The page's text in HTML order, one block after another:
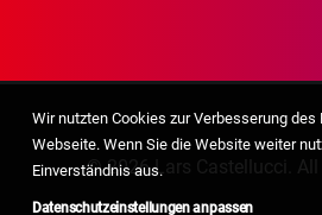
© 2026 Lars Castellucci. All
Wir nutzten Cookies zur Verbesserung
Webseite. Wenn Sie die Website weiter
Einverständnis aus.
Datenschutzeinstellungen anpassen